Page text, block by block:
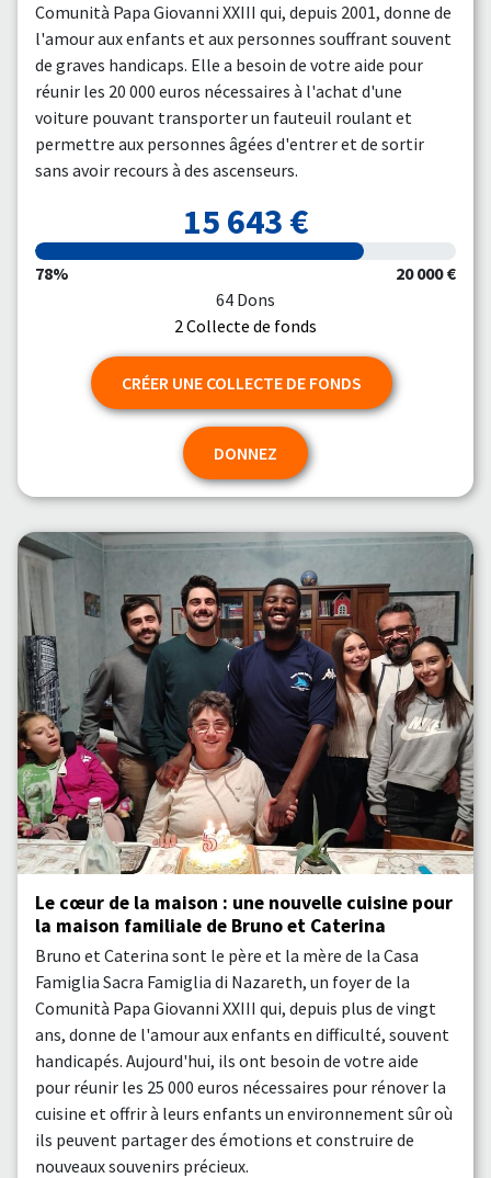
Comunità Papa Giovanni XXIII qui, depuis 2001, donne de
l'amour aux enfants et aux personnes souffrant souvent
de graves handicaps. Elle a besoin de votre aide pour
réunir les 20 000 euros nécessaires à l'achat d'une
voiture pouvant transporter un fauteuil roulant et
permettre aux personnes âgées d'entrer et de sortir
sans avoir recours à des ascenseurs.
15 643 €
78%
20 000 €
64 Dons
2 Collecte de fonds
CRÉER UNE COLLECTE DE FONDS
DONNEZ
Le cœur de la maison : une nouvelle cuisine pour
la maison familiale de Bruno et Caterina
Bruno et Caterina sont le père et la mère de la Casa
Famiglia Sacra Famiglia di Nazareth, un foyer de la
Comunità Papa Giovanni XXIII qui, depuis plus de vingt
ans, donne de l'amour aux enfants en difficulté, souvent
handicapés. Aujourd'hui, ils ont besoin de votre aide
pour réunir les 25 000 euros nécessaires pour rénover la
cuisine et offrir à leurs enfants un environnement sûr où
ils peuvent partager des émotions et construire de
nouveaux souvenirs précieux.